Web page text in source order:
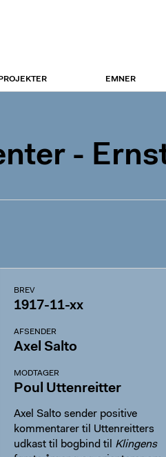
PROJEKTER EMNER
-
BREV
1917-11-xx
AFSENDER
Axel Salto
MODTAGER
Poul Uttenreitter
Axel Salto sender positive
kommentarer til Uttenreitters
udkast til bogbind til Klingens